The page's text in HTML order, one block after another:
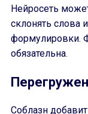
Нейросеть
склонять слова
формулировки.
обязательна.
Соблазн